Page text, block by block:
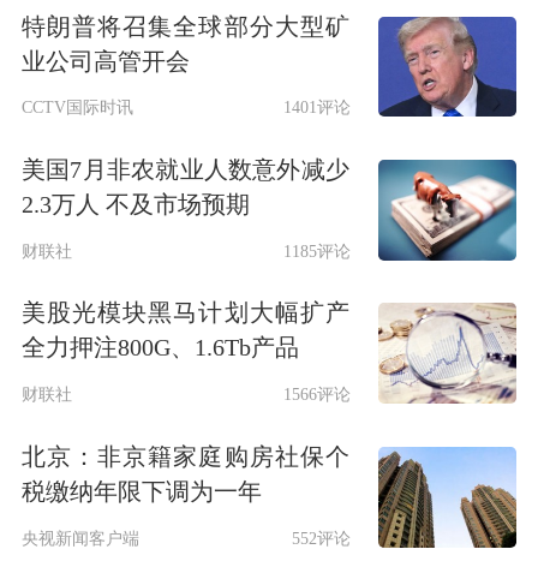
疫情总会结束，希望这在2022年能够实
现。如果疫情得到控制，中美关系也将
内为了控制通货膨胀，还是为了多发债
券，又或是在气候问题上，都需要中国
一段落，那么不管是耶伦还是拜登访华
都不是不可能的事情，中美关系若能得
对于经济发展，水皮也表示应该保持一
定的信心。2021年，我国GDP全年同比
特朗普将召集全球部分大型矿
业公司高管开会
CCTV国际时讯 1401评论
美国7月非农就业人数意外减少
2.3万人 不及市场预期
财联社 1185评论
美股光模块黑马计划大幅扩产
全力押注800G、1.6Tb产品
财联社 1566评论
北京：非京籍家庭购房社保个
税缴纳年限下调为一年
央视新闻客户端 552评论